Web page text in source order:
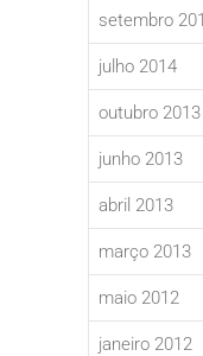
setembro
julho 2014
outubro 2013
junho 2013
abril 2013
março 2013
maio 2012
janeiro 2012